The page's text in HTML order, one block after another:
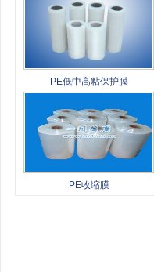
PE低中高粘保护膜
PE收缩膜